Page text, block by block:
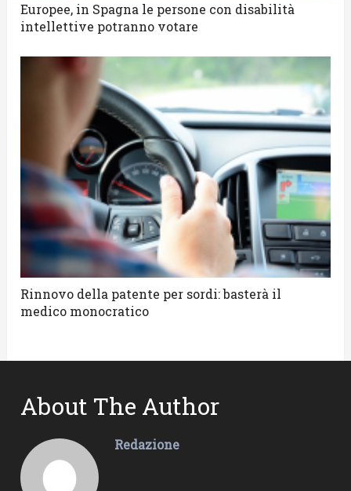
Europee, in Spagna le persone con disabilità
intellettive potranno votare
Rinnovo della patente per sordi: basterà il
medico monocratico
About The Author
Redazione